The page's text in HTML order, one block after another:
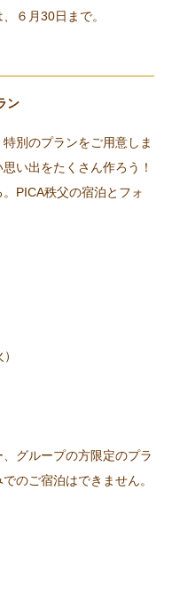
６月30日まで。
ン
別のプランをご用意しま
い出をたくさん作ろう！
PICA秩父の宿泊とフォ
グループの方限定のプラ
のご宿泊はできません。